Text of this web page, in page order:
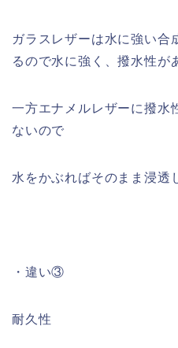
ガラスレザーは水に強い合
るので水に強く、撥水性が
一方エナメルレザーに撥水
ないので
水をかぶればそのまま浸透
・ 違い③
耐久性